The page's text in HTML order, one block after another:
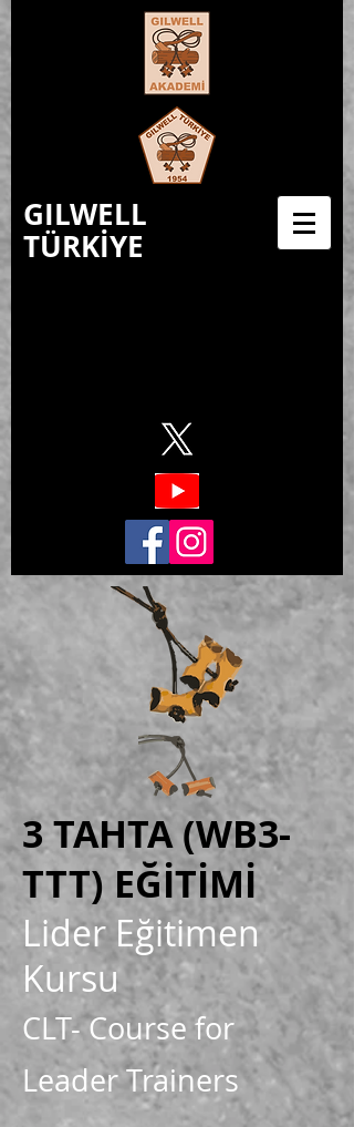
GILWELL
TÜRKİYE
3 TAHTA (WB3-
TTT) EĞİTİMİ
Lider Eğitimen
Kursu
CLT- Course for
Leader Trainers